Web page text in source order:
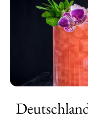
Cocktails
Cocktails